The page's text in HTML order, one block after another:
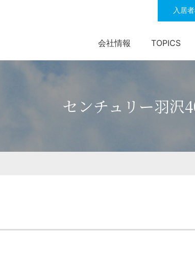
入居
会社情報 TOPICS
センチュリー羽沢